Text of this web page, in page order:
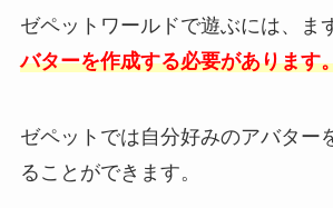
ゼペットワールドで遊ぶには、ま
バターを作成する必要があります
ゼペットでは自分好みのアバター
ることができます。